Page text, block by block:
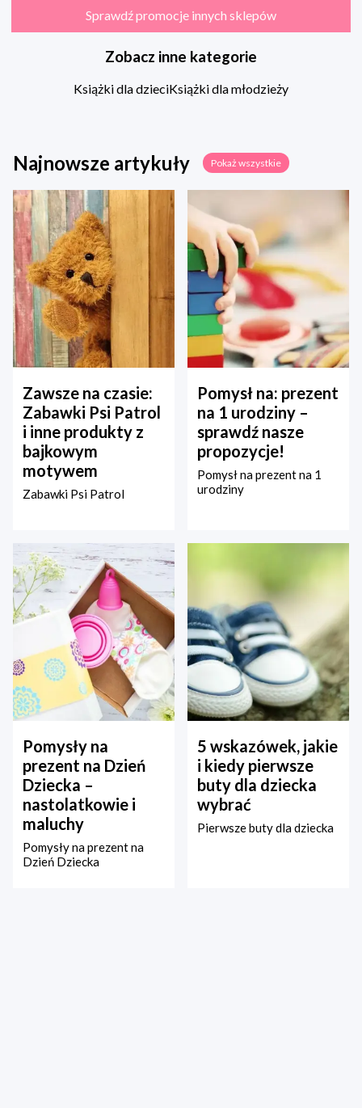
Sprawdź promocje innych sklepów
Zobacz inne kategorie
Książki dla dzieciKsiążki dla młodzieży
Najnowsze artykuły Pokaż wszystkie
Zawsze na czasie:
Zabawki Psi Patrol
i inne produkty z
bajkowym
motywem
Zabawki Psi Patrol
Pomysł na: prezent
na 1 urodziny –
sprawdź nasze
propozycje!
Pomysł na prezent na 1
urodziny
Pomysły na
prezent na Dzień
Dziecka –
nastolatkowie i
maluchy
Pomysły na prezent na
Dzień Dziecka
5 wskazówek, jakie
i kiedy pierwsze
buty dla dziecka
wybrać
Pierwsze buty dla dziecka